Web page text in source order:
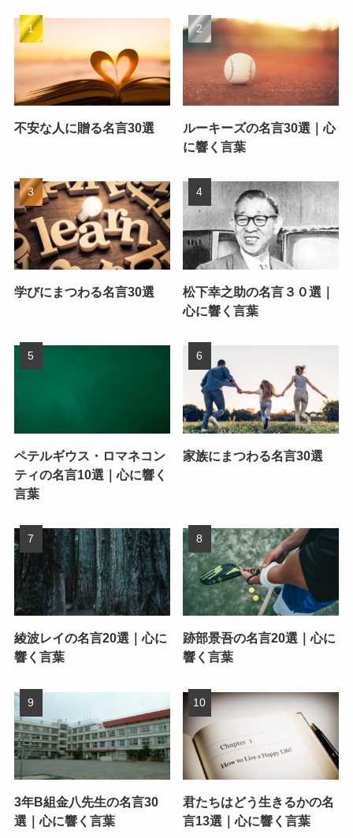
不安な人に贈る名言30選
ルーキーズの名言30選｜心
に響く言葉
学びにまつわる名言30選
松下幸之助の名言３０選｜
心に響く言葉
ペテルギウス・ロマネコン
ティの名言10選｜心に響く
言葉
家族にまつわる名言30選
綾波レイの名言20選｜心に
響く言葉
跡部景吾の名言20選｜心に
響く言葉
3年B組金八先生の名言30
選｜心に響く言葉
君たちはどう生きるかの名
言13選｜心に響く言葉